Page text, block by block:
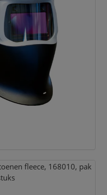
fleece, 168010, pak